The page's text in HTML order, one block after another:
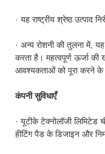
· यह राष्ट्रीय श्रेष्ठ उत्पाद
· अन्य रोशनी की तुलना में,
करता है। महत्वपूर्ण ऊर्जा
आवश्यकताओं को पूरा करने के
कंपनी सुविधाएँ
· यूटीके टेक्नोलॉजी लिमिटेड
हीटिंग पैड के डिजाइन और